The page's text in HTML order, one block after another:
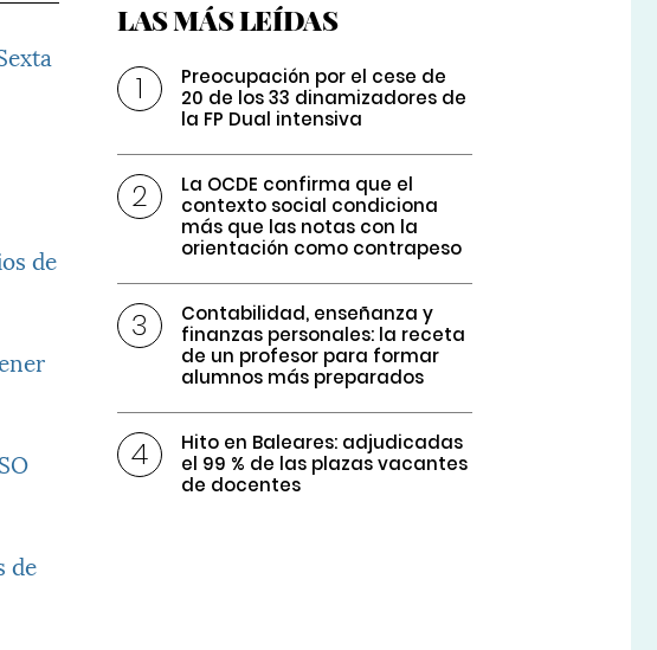
de
de
LAS MÁS LEÍDAS
Preocupación por el cese de
20 de los 33 dinamizadores de
la FP Dual intensiva
La OCDE confirma que el
contexto social condiciona
más que las notas con la
orientación como contrapeso
Contabilidad, enseñanza y
finanzas personales: la receta
de un profesor para formar
alumnos más preparados
Hito en Baleares: adjudicadas
el 99 % de las plazas vacantes
de docentes